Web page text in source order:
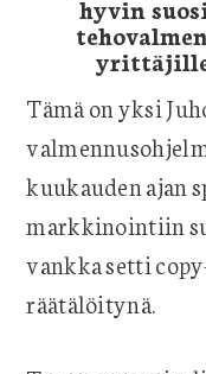
hyvin
Tämä on yksi
kuukauden ajan
markkinointiin
vankka setti
räätälöitynä.